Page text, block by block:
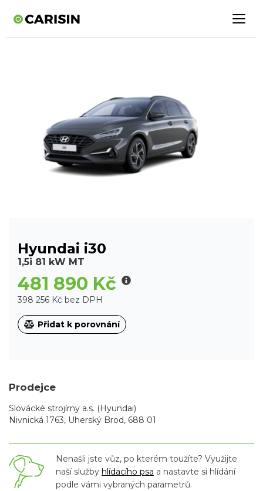
Hyundai i30
1,5i 81 kW MT
481 890 Kč
398 256 Kč bez DPH
Přidat k porovnání
Prodejce
Slovácké strojírny a.s. (Hyundai)
Nivnická 1763, Uherský Brod, 688 01
Nenašli jste vůz, po kterém toužíte? Využijte
naší služby hlídacího psa a nastavte si hlídání
podle vámi vybraných parametrů.